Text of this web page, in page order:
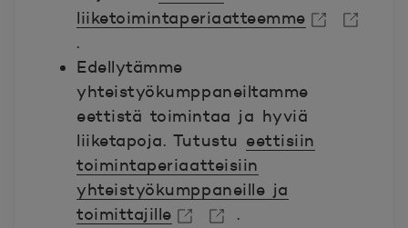
liiketoimintaperiaatteemme
Avautuu uuteen ikkunaan.
Avautuu uuteen ikkunaan.
.
Edellytämme
yhteistyökumppaneiltamme
eettistä toimintaa ja hyviä
liiketapoja. Tutustu eettisiin
toimintaperiaatteisiin
yhteistyökumppaneille ja
toimittajille
.